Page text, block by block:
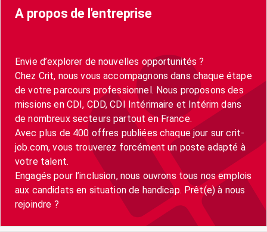
A propos de l'entreprise
Envie d’explorer de nouvelles opportunités ?
Chez Crit, nous vous accompagnons dans chaque étape
de votre parcours professionnel. Nous proposons des
missions en CDI, CDD, CDI Intérimaire et Intérim dans
de nombreux secteurs partout en France.
Avec plus de 400 offres publiées chaque jour sur crit-
job.com, vous trouverez forcément un poste adapté à
votre talent.
Engagés pour l’inclusion, nous ouvrons tous nos emplois
aux candidats en situation de handicap. Prêt(e) à nous